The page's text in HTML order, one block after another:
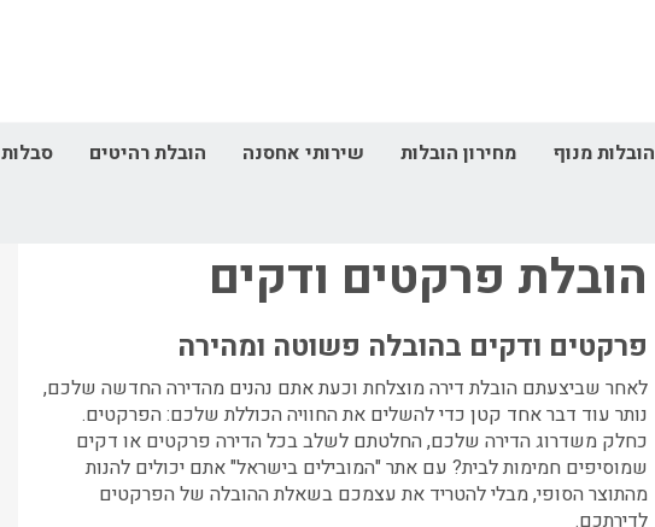
הובלות מנוף מחירון הובלות שירותי אחסנה הובלת רהיטים סבלות
הובלת פרקטים ודקים
פרקטים ודקים בהובלה פשוטה ומהירה
לאחר שביצעתם הובלת דירה מוצלחת וכעת אתם נהנים מהדירה החדשה שלכם,
נותר עוד דבר אחד קטן כדי להשלים את החוויה הכוללת שלכם: הפרקטים.
כחלק משדרוג הדירה שלכם, החלטתם לשלב בכל הדירה פרקטים או דקים
שמוסיפים חמימות לבית? עם אתר "המובילים בישראל" אתם יכולים להנות
מהתוצר הסופי, מבלי להטריד את עצמכם בשאלת ההובלה של הפרקטים
לדירתכם.